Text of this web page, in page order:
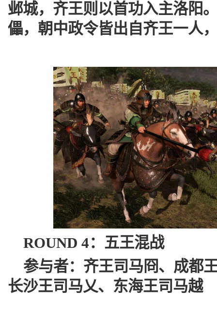
邺城，齐王则以首功入主洛阳
儡，朝中政令皆出自齐王一人
ROUND 4： 五王混战
参与者： 齐王司马冏、成都
长沙王司马乂、东海王司马越